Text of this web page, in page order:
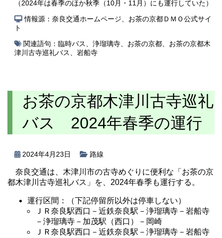
（2024年は春季のほか秋季（10月・11月）にも運行していた）
情報源：奈良交通ホームページ、お茶の京都ＤＭＯ公式サイ
ト
関連語句： 臨時バス 浄瑠璃寺 お茶の京都
お茶の京都木
津川古寺巡礼バス
岩船寺
お茶の京都木津川古寺巡礼
バス 2024年春季の運行
2024年4月23日 路線
奈良交通は、木津川市の古寺めぐりに便利な「お茶の京
都木津川古寺巡礼バス」を、2024年春季も運行する。
運行区間：（下記停留所以外は停車しない）
ＪＲ奈良駅西口－近鉄奈良駅－浄瑠璃寺－岩船寺
－浄瑠璃寺－加茂駅（西口）－岡崎
ＪＲ奈良駅西口－近鉄奈良駅－浄瑠璃寺－岩船寺